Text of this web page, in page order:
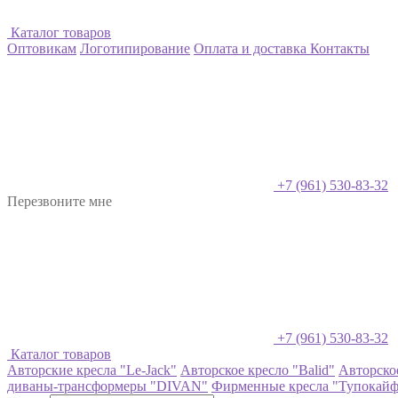
Каталог товаров
Оптовикам Логотипирование Оплата и доставка Контакты
+7 (961) 530-83-32
Перезвоните мне
+7 (961) 530-83-32
Каталог товаров
Авторские кресла "Le-Jack" Авторское кресло "Balid"
диваны-трансформеры "DIVAN" Фирменные кресла